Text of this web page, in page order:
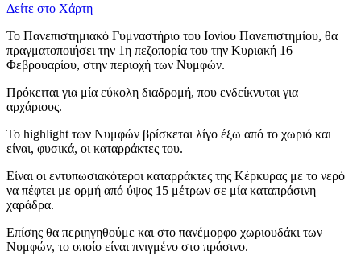
Δείτε στο Χάρτη
Το Πανεπιστημιακό Γυμναστήριο του Ιονίου Πανεπιστημίου, θα
πραγματοποιήσει την 1η πεζοπορία του την Κυριακή 16
Φεβρουαρίου, στην περιοχή των Νυμφών.
Πρόκειται για μία εύκολη διαδρομή, που ενδείκνυται για
αρχάριους.
Το highlight των Νυμφών βρίσκεται λίγο έξω από το χωριό και
είναι, φυσικά, οι καταρράκτες του.
Είναι οι εντυπωσιακότεροι καταρράκτες της Κέρκυρας με το νερό
να πέφτει με ορμή από ύψος 15 μέτρων σε μία καταπράσινη
χαράδρα.
Επίσης θα περιηγηθούμε και στο πανέμορφο χωριουδάκι των
Νυμφών, το οποίο είναι πνιγμένο στο πράσινο.